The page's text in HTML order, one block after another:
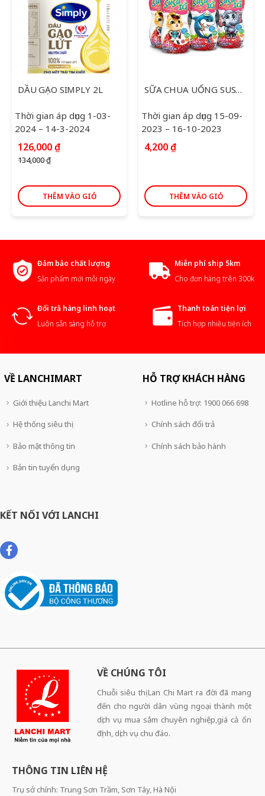
DẦU GẠO SIMPLY 2L
Thời gian áp dụng 1-03-
2024 – 14-3-2024
134,000₫
Giá
gốc
là:
126,000₫Giá
126,000 ₫.
THÊM VÀO GIỎ
SỮA CHUA UỐNG SUSU IQ DÂU 80ML*6
Thời gian áp dụng 15-09-
2023 – 16-10-2023
4,200₫
THÊM VÀO GIỎ
Đảm bảo chất lượng
Sản phẩm mới mỗi ngày
Miễn phí ship 5km
Cho đơn hàng trên 300k
Đổi trả hàng linh hoạt
Luôn sẵn sàng hỗ trợ
Thanh toán tiện lợi
Tích hợp nhiều tiện ích
VỀ LANCHIMART
Giới thiệu Lanchi Mart
Hệ thống siêu thị
Bảo mật thông tin
Bản tin tuyển dụng
HỖ TRỢ KHÁCH HÀNG
Hotline hỗ trợ: 1900 066 698
Chính sách đổi trả
Chính sách bảo hành
KẾT NỐI VỚI LANCHI
VỀ CHÚNG TÔI
Chuỗi siêu thị Lan Chi Mart ra đời đã mang
đến cho người dân vùng ngoại thành một
dịch vụ mua sắm chuyên nghiệp,giá cả ổn
định, dịch vụ chu đáo.
THÔNG TIN LIÊN HỆ
Trụ sở chính: Trung Sơn Trầm, Sơn Tây, Hà Nội